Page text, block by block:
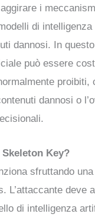
i
di
dannosi. In
può essere
proibiti,
dannosi o
Key?
sfruttando
L’attaccante deve
di intelligenza